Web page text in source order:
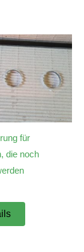
für
die noch